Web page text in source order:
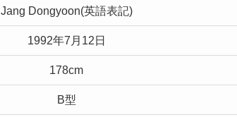
Jang Dongyoon(英語表記)
1992年7月12日
178cm
B型